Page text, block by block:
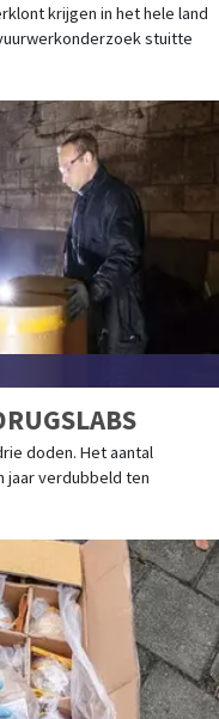
krijgen in het hele land
stuitte
doden. Het aantal
jaar verdubbeld ten